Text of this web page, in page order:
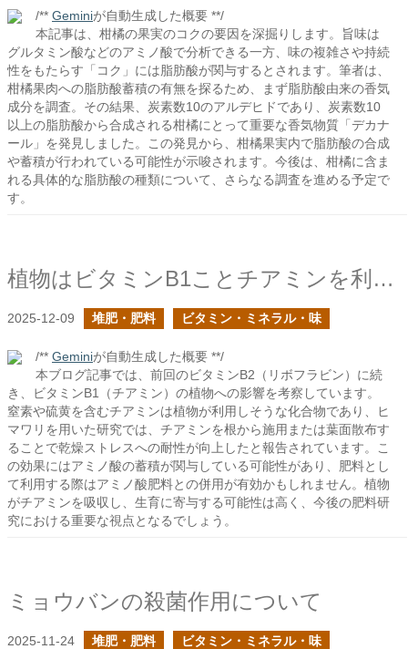
/** Geminiが自動生成した概要 **/
本記事は、柑橘の果実のコクの要因を深掘りします。旨味は
グルタミン酸などのアミノ酸で分析できる一方、味の複雑さや持続
性をもたらす「コク」には脂肪酸が関与するとされます。筆者は、
柑橘果肉への脂肪酸蓄積の有無を探るため、まず脂肪酸由来の香気
成分を調査。その結果、炭素数10のアルデヒドであり、炭素数10
以上の脂肪酸から合成される柑橘にとって重要な香気物質「デカナ
ール」を発見しました。この発見から、柑橘果実内で脂肪酸の合成
や蓄積が行われている可能性が示唆されます。今後は、柑橘に含ま
れる具体的な脂肪酸の種類について、さらなる調査を進める予定で
す。
植物はビタミンB1ことチアミンを利用するか？
2025-12-09 堆肥・肥料 ビタミン・ミネラル・味
/** Geminiが自動生成した概要 **/
本ブログ記事では、前回のビタミンB2（リボフラビン）に続
き、ビタミンB1（チアミン）の植物への影響を考察しています。
窒素や硫黄を含むチアミンは植物が利用しそうな化合物であり、ヒ
マワリを用いた研究では、チアミンを根から施用または葉面散布す
ることで乾燥ストレスへの耐性が向上したと報告されています。こ
の効果にはアミノ酸の蓄積が関与している可能性があり、肥料とし
て利用する際はアミノ酸肥料との併用が有効かもしれません。植物
がチアミンを吸収し、生育に寄与する可能性は高く、今後の肥料研
究における重要な視点となるでしょう。
ミョウバンの殺菌作用について
2025-11-24 堆肥・肥料 ビタミン・ミネラル・味